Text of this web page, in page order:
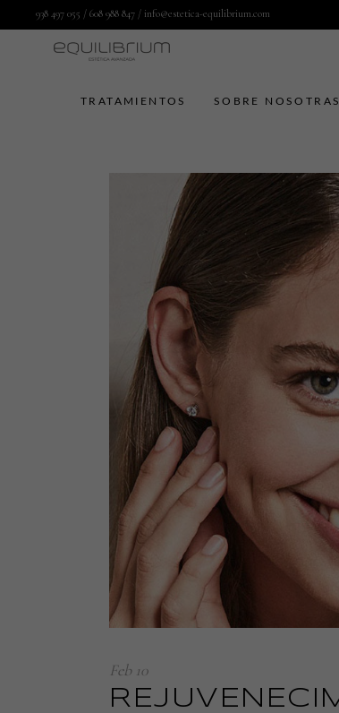
938 497 055 / 608 988 847 / info@estetica-equilibrium.com
TRATAMIENTOS SOBRE NOSOTRAS
Feb 10